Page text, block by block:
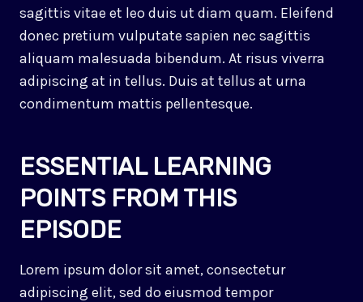
sagittis vitae et leo duis ut diam quam. Eleifend
donec pretium vulputate sapien nec sagittis
aliquam malesuada bibendum. At risus viverra
adipiscing at in tellus. Duis at tellus at urna
condimentum mattis pellentesque.
ESSENTIAL LEARNING
POINTS FROM THIS
EPISODE
Lorem ipsum dolor sit amet, consectetur
adipiscing elit, sed do eiusmod tempor